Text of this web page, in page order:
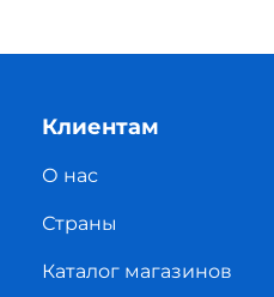
Клиентам
О нас
Страны
Каталог магазинов